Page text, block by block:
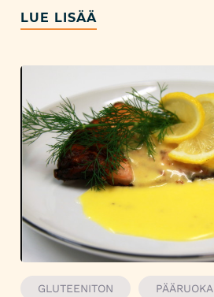
LUE LISÄÄ
GLUTEENITON PÄÄRUOKA